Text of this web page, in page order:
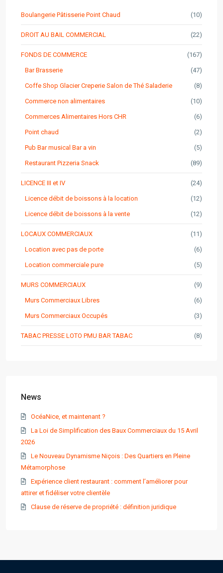
Boulangerie Pâtisserie Point Chaud (10)
DROIT AU BAIL COMMERCIAL (22)
FONDS DE COMMERCE (167)
Bar Brasserie (47)
Coffe Shop Glacier Creperie Salon de Thé Saladerie (8)
Commerce non alimentaires (10)
Commerces Alimentaires Hors CHR (6)
Point chaud (2)
Pub Bar musical Bar a vin (5)
Restaurant Pizzeria Snack (89)
LICENCE III et IV (24)
Licence débit de boissons à la location (12)
Licence débit de boissons à la vente (12)
LOCAUX COMMERCIAUX (11)
Location avec pas de porte (6)
Location commerciale pure (5)
MURS COMMERCIAUX (9)
Murs Commerciaux Libres (6)
Murs Commerciaux Occupés (3)
TABAC PRESSE LOTO PMU BAR TABAC (8)
News
OcéaNice, et maintenant ?
La Loi de Simplification des Baux Commerciaux du 15 Avril
2026
Le Nouveau Dynamisme Niçois : Des Quartiers en Pleine
Métamorphose
Expérience client restaurant : comment l’améliorer pour
attirer et fidéliser votre clientèle
Clause de réserve de propriété : définition juridique